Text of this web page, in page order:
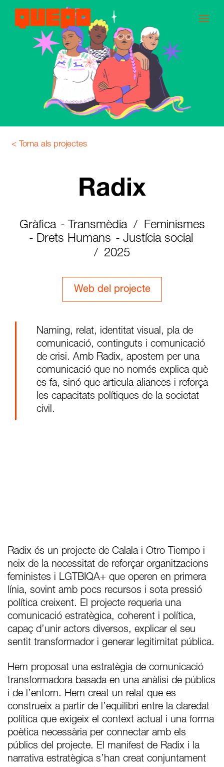
< Torna als projectes
Radix
Gràfica Transmèdia
Feminismes
Drets Humans
Justícia social
2025
Web del projecte
Naming, relat, identitat visual, pla de
comunicació, continguts i comunicació
de crisi. Amb Radix, apostem per una
comunicació que no només explica què
es fa, sinó que articula aliances i reforça
les capacitats polítiques de la societat
civil.
Radix és un projecte de Calala i Otro Tiempo i
neix de la necessitat de reforçar organitzacions
feministes i LGTBIQA+ que operen en primera
línia, sovint amb pocs recursos i sota pressió
política creixent. El projecte requeria una
comunicació estratègica, coherent i política,
capaç d’unir actors diversos, explicar el seu
sentit transformador i generar legitimitat pública.
Hem proposat una estratègia de comunicació
transformadora basada en una anàlisi de públics
i de l’entorn. Hem creat un relat que es
construeix a partir de l’equilibri entre la claredat
política que exigeix el context actual i una forma
poètica necessària per connectar amb els
públics del projecte. El manifest de Radix i la
narrativa estratègica s’han creat conjuntament